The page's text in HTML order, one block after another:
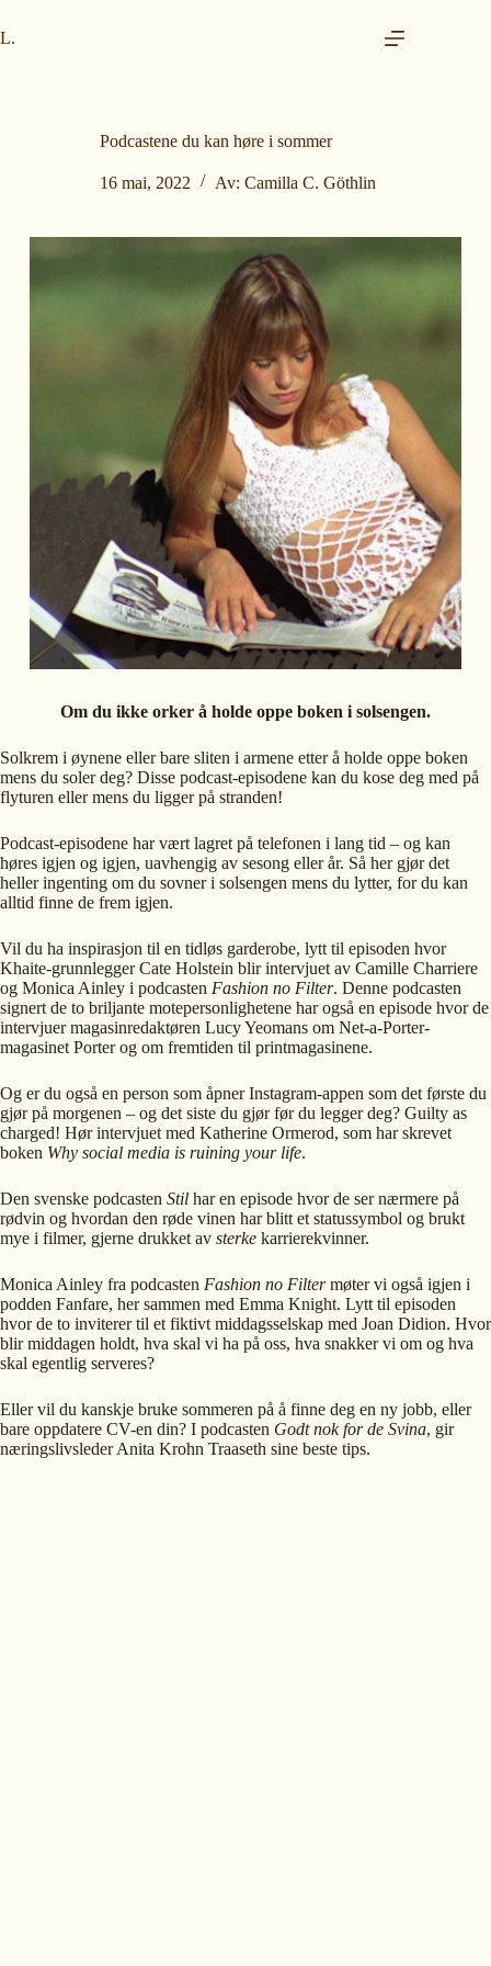
o
p
L.
Podcastene du kan høre i sommer
16 mai, 2022 Av: Camilla C. Göthlin
Om du ikke orker å holde oppe boken i solsengen.
Solkrem i øynene eller bare sliten i armene etter å holde oppe boken
mens du soler deg? Disse podcast-episodene kan du kose deg med på
flyturen eller mens du ligger på stranden!
Podcast-episodene har vært lagret på telefonen i lang tid – og kan
høres igjen og igjen, uavhengig av sesong eller år. Så her gjør det
heller ingenting om du sovner i solsengen mens du lytter, for du kan
alltid finne de frem igjen.
Vil du ha inspirasjon til en tidløs garderobe, lytt til episoden hvor
Khaite-grunnlegger Cate Holstein blir intervjuet av Camille Charriere
og Monica Ainley i podcasten Fashion no Filter. Denne podcasten
signert de to briljante motepersonlighetene har også en episode hvor de
intervjuer magasinredaktøren Lucy Yeomans om Net-a-Porter-
magasinet Porter og om fremtiden til printmagasinene.
Og er du også en person som åpner Instagram-appen som det første du
gjør på morgenen – og det siste du gjør før du legger deg? Guilty as
charged! Hør intervjuet med Katherine Ormerod, som har skrevet
boken Why social media is ruining your life.
Den svenske podcasten Stil har en episode hvor de ser nærmere på
rødvin og hvordan den røde vinen har blitt et statussymbol og brukt
mye i filmer, gjerne drukket av sterke karrierekvinner.
Monica Ainley fra podcasten Fashion no Filtermøter vi også igjen i
podden Fanfare, her sammen med Emma Knight. Lytt til episoden
hvor de to inviterer til et fiktivt middagsselskap med Joan Didion. Hvor
blir middagen holdt, hva skal vi ha på oss, hva snakker vi om og hva
skal egentlig serveres?
Eller vil du kanskje bruke sommeren på å finne deg en ny jobb, eller
bare oppdatere CV-en din? I podcasten Godt nok for de Svina, gir
næringslivsleder Anita Krohn Traaseth sine beste tips.